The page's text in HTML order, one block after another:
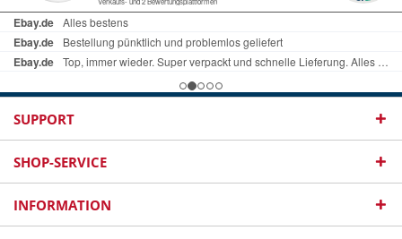
SUPPORT
SHOP-SERVICE
INFORMATION